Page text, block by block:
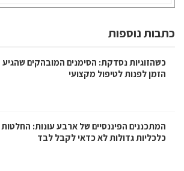
כתבות נוספות
כשהזוגיות נסדקת: הסימנים המובהקים שהגיע
הזמן לפנות לטיפול מקצועי
המתכננים הפיננסיים של ארבע עונות: החלטות
כלכליות גדולות לא כדאי לקבל לבד